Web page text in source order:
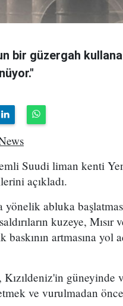
bir güzergah
Suudi liman kenti
açıkladı.
abluka
kuzeye, Mısır
artmasına yol
ve vurulmadan